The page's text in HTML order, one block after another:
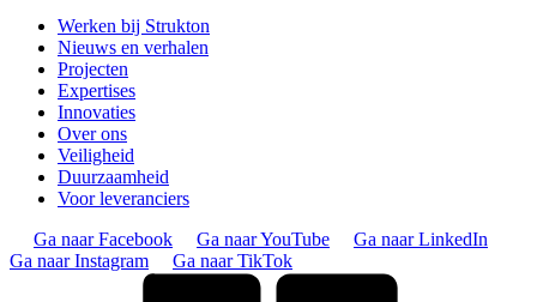
Werken bij Strukton
Nieuws en verhalen
Projecten
Expertises
Innovaties
Over ons
Veiligheid
Duurzaamheid
Voor leveranciers
Ga naar Facebook
Ga naar YouTube
Ga naar LinkedIn
Ga naar Instagram
Ga naar TikTok